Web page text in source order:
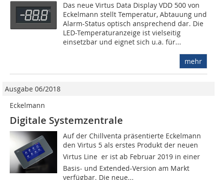
Das neue Virtus Data Display VDD 500 von
Eckelmann stellt Temperatur, Abtauung und
Alarm-Status optisch ansprechend dar. Die
LED-Temperaturanzeige ist vielseitig
einsetzbar und eignet sich u.a. für...
mehr
Ausgabe 06/2018
Eckelmann
Digitale Systemzentrale
Auf der Chillventa präsentierte Eckelmann
den Virtus 5 als erstes Produkt der neuen
Virtus Line  er ist ab Februar 2019 in einer
Basis- und Extended-Version am Markt
verfügbar. Die neue...